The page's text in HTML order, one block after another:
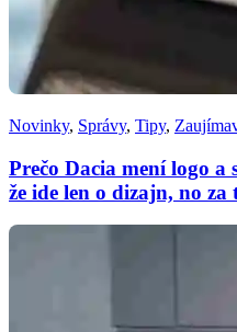
Novinky, Správy, Tipy,
Prečo Dacia mení logo
že ide len o dizajn, no za